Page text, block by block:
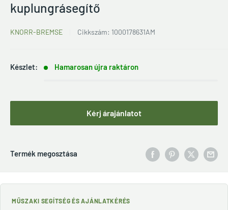
kuplungrásegítő
KNORR-BREMSE Cikkszám: 1000178631AM
Készlet: Hamarosan újra raktáron
Kérj árajánlatot
Termék megosztása
MŰSZAKI SEGÍTSÉG ÉS AJÁNLATKÉRÉS